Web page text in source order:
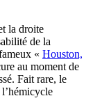
la droite
de la
« Houston,
au moment de
Fait rare, le
l’hémicycle